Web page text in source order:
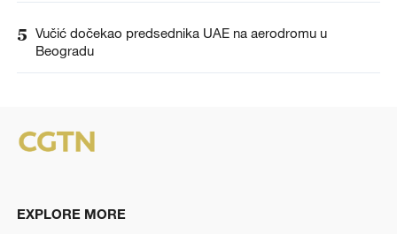
5 Vučić dočekao predsednika UAE na aerodromu u
Beogradu
EXPLORE MORE